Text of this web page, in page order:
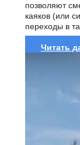
позволяют
каяков (или
переходы в
а простота
Читать